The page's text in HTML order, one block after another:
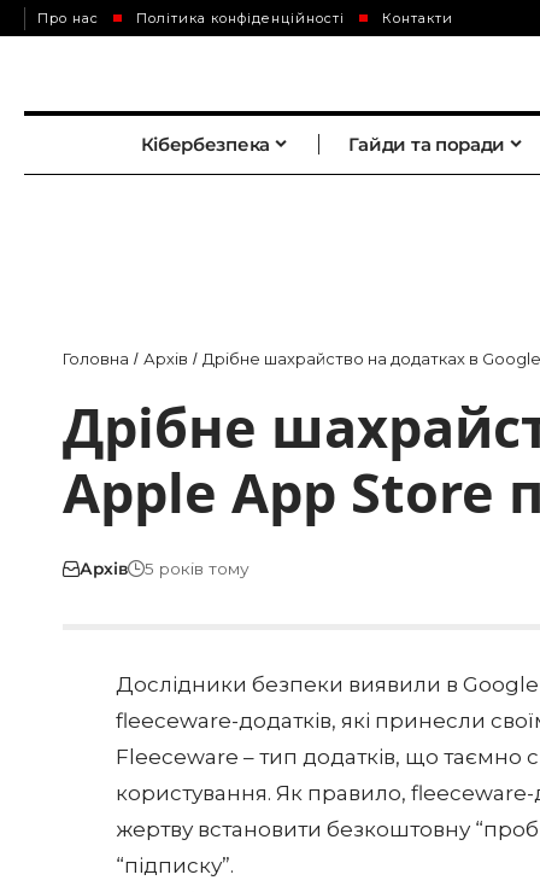
Про нас Політика конфіденційності Контакти
Кібербезпека Гайди та поради
Головна / Архів / Дрібне шахрайство на додатках в
Дрібне
Apple App Store
Архів 5 років тому
Дослідники безпеки виявили в Google
fleeceware-додатків, які принесли
Fleeceware – тип додатків, що таємно
користування. Як правило,
жертву встановити безкоштовну
“підписку”.